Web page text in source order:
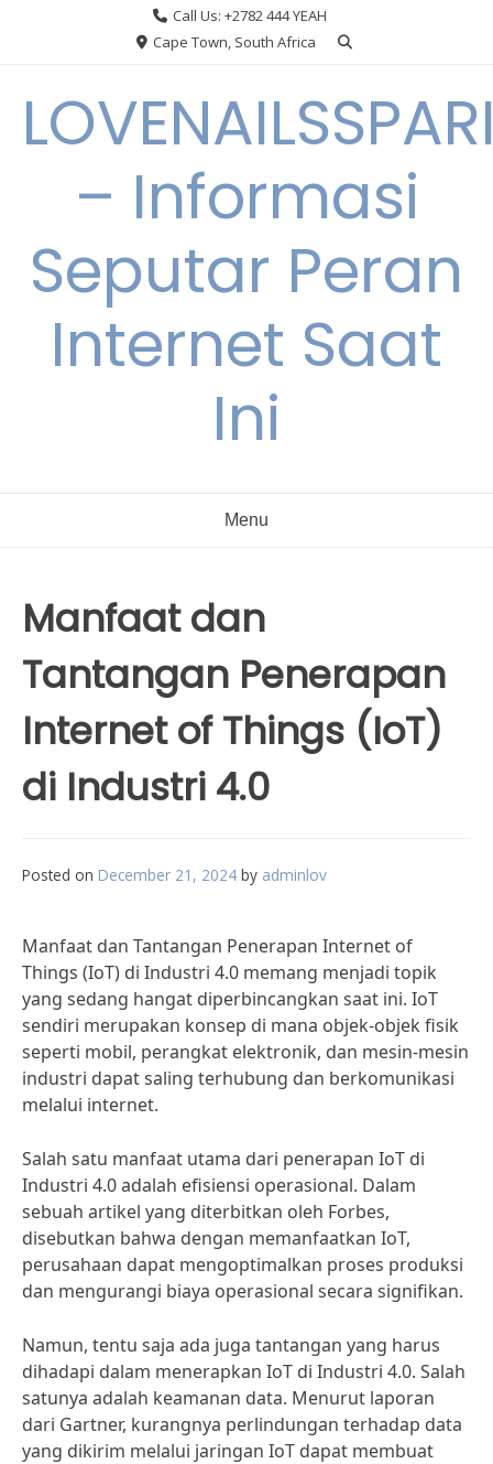
Call Us: +2782 444 YEAH
Cape Town, South Africa
– Informasi
Seputar Peran
Internet Saat
Ini
Menu
Manfaat dan
Tantangan Penerapan
Internet of Things (IoT)
di Industri 4.0
Posted on December 21, 2024 by adminlov
Manfaat dan Tantangan Penerapan Internet of
Things (IoT) di Industri 4.0 memang menjadi topik
yang sedang hangat diperbincangkan saat ini. IoT
sendiri merupakan konsep di mana objek-objek fisik
seperti mobil, perangkat elektronik, dan mesin-mesin
industri dapat saling terhubung dan berkomunikasi
melalui internet.
Salah satu manfaat utama dari penerapan IoT di
Industri 4.0 adalah efisiensi operasional. Dalam
sebuah artikel yang diterbitkan oleh Forbes,
disebutkan bahwa dengan memanfaatkan IoT,
perusahaan dapat mengoptimalkan proses produksi
dan mengurangi biaya operasional secara signifikan.
Namun, tentu saja ada juga tantangan yang harus
dihadapi dalam menerapkan IoT di Industri 4.0. Salah
satunya adalah keamanan data. Menurut laporan
dari Gartner, kurangnya perlindungan terhadap data
yang dikirim melalui jaringan IoT dapat membuat